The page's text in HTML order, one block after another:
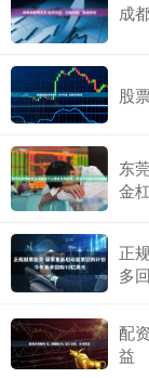
成
股
东
金
正
多
配
益